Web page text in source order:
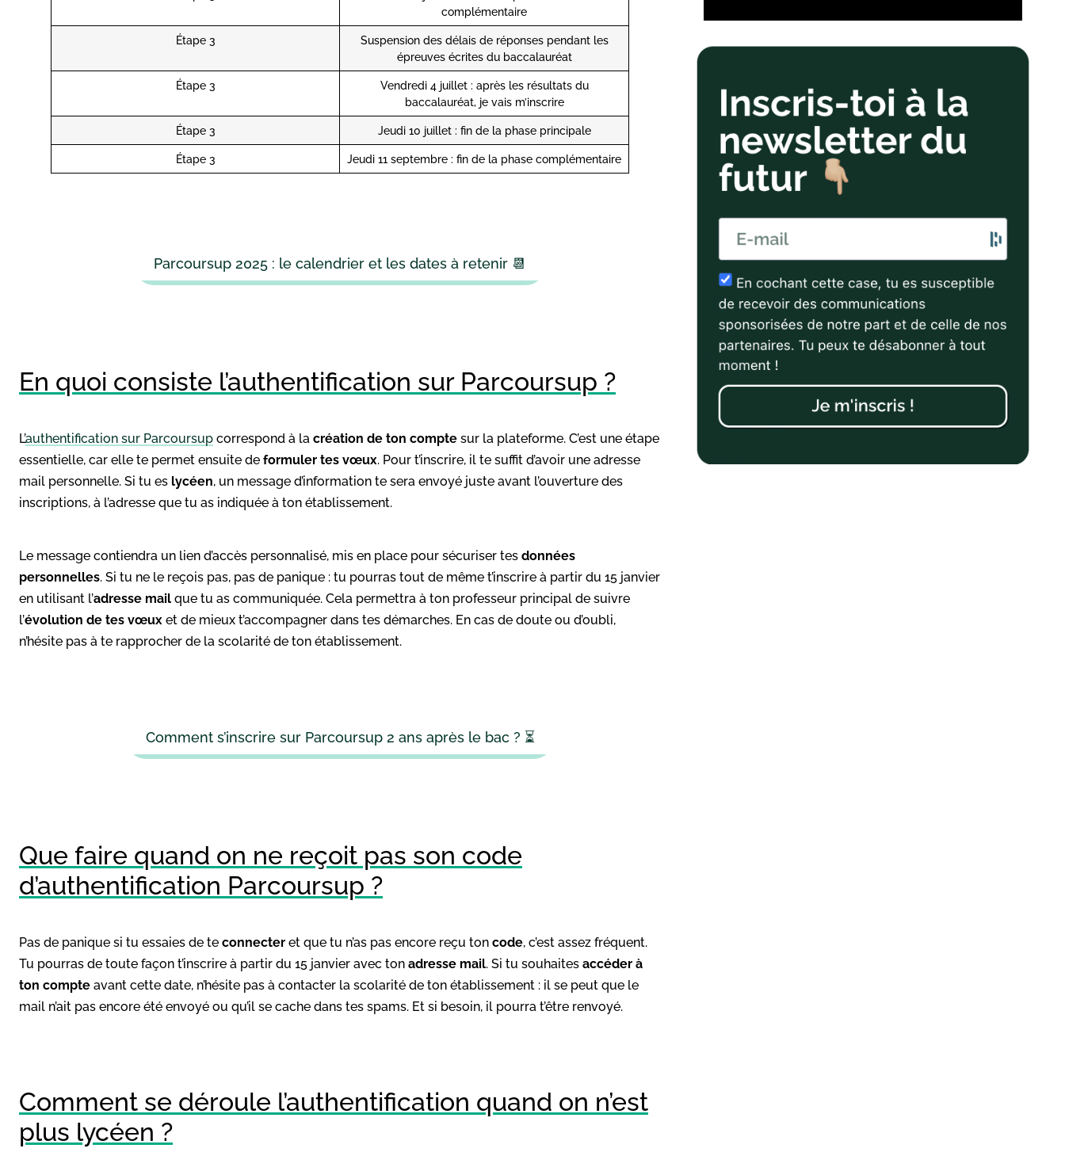
complémentaire
Étape 3
Suspension des délais de réponses pendant les
épreuves écrites du baccalauréat
Étape 3
Vendredi 4 juillet : après les résultats du
baccalauréat, je vais m’inscrire
Étape 3 Jeudi 10 juillet : fin de la phase principale
Étape 3 Jeudi 11 septembre : fin de la phase complémentaire
Parcoursup 2025 : le calendrier et les dates à retenir 📆
En quoi consiste l’authentification sur Parcoursup ?
L’authentification sur Parcoursup correspond à la création de ton compte sur la plateforme. C’est une étape
essentielle, car elle te permet ensuite de formuler tes vœux. Pour t’inscrire, il te suffit d’avoir une adresse
mail personnelle. Si tu es lycéen, un message d’information te sera envoyé juste avant l’ouverture des
inscriptions, à l’adresse que tu as indiquée à ton établissement.
Le message contiendra un lien d’accès personnalisé, mis en place pour sécuriser tes données
personnelles. Si tu ne le reçois pas, pas de panique : tu pourras tout de même t’inscrire à partir du 15 janvier
en utilisant l’adresse mail que tu as communiquée. Cela permettra à ton professeur principal de suivre
l’évolution de tes vœux et de mieux t’accompagner dans tes démarches. En cas de doute ou d’oubli,
n’hésite pas à te rapprocher de la scolarité de ton établissement.
Comment s’inscrire sur Parcoursup 2 ans après le bac ? ⏳
Que faire quand on ne reçoit pas son code
d’authentification Parcoursup ?
Pas de panique si tu essaies de te connecter et que tu n’as pas encore reçu ton code, c’est assez fréquent.
Tu pourras de toute façon t’inscrire à partir du 15 janvier avec ton adresse mail. Si tu souhaites accéder à
ton compte avant cette date, n’hésite pas à contacter la scolarité de ton établissement : il se peut que le
mail n’ait pas encore été envoyé ou qu’il se cache dans tes spams. Et si besoin, il pourra t’être renvoyé.
Comment se déroule l’authentification quand on n’est
plus lycéen ?